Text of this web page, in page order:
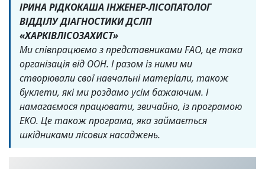
ІРИНА РІДКОКАША ІНЖЕНЕР-ЛІСОПАТОЛОГ
ВІДДІЛУ ДІАГНОСТИКИ ДСЛП
«ХАРКІВЛІСОЗАХИСТ»
Ми співпрацюємо з представниками FAO, це така
організація від ООН. І разом із ними ми
створювали свої навчальні матеріали, також
буклети, які ми роздамо усім бажаючим. І
намагаємося працювати, звичайно, із програмою
ЕКО. Це також програма, яка займається
шкідниками лісових насаджень.